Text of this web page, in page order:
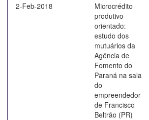
2-Feb-2018
Microcrédito
produtivo
orientado:
estudo dos
mutuários da
Agência de
Fomento do
Paraná na sala
do
empreendedor
de Francisco
Beltrão (PR)